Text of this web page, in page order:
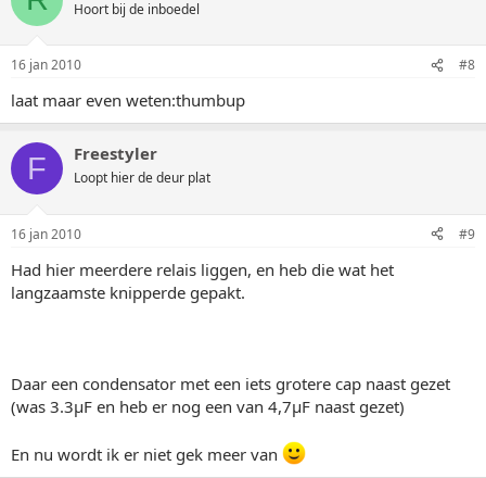
Hoort bij de inboedel
16 jan 2010 #8
laat maar even weten:thumbup
F Freestyler
Loopt hier de deur plat
16 jan 2010 #9
Had hier meerdere relais liggen, en heb die wat het
langzaamste knipperde gepakt.
Daar een condensator met een iets grotere cap naast gezet
(was 3.3µF en heb er nog een van 4,7µF naast gezet)
En nu wordt ik er niet gek meer van